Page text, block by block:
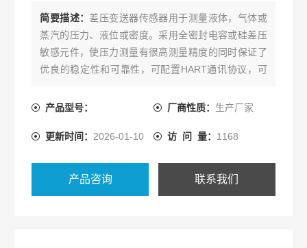
简要描述： 差压变送器传感器用于测量液体，气体或
蒸汽的压力、液位或密度。采用全密封电容或硅差压
敏感元件，使压力测量有很高测量精度的同时保证了
优良的稳定性和可靠性，可配置HART通讯协议，可
监控，测试和组态。
产品型号： 厂商性质： 生产厂家
更新时间： 2026-01-10 访 问 量： 1168
产品咨询 联系我们